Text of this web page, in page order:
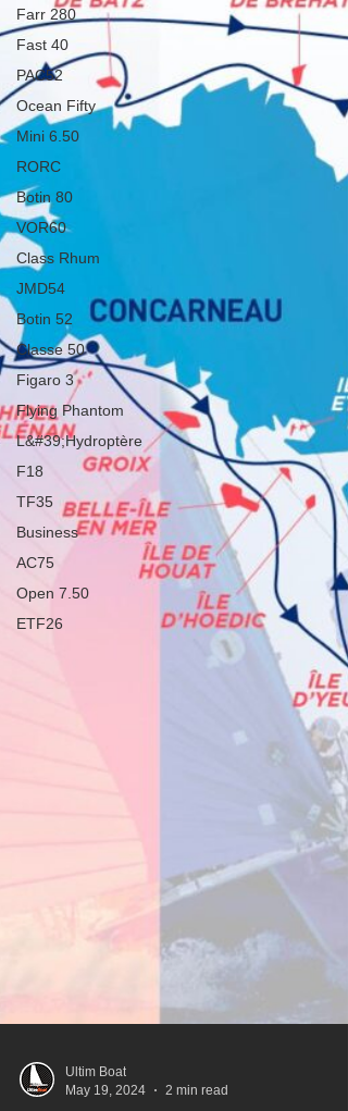
Farr 280
Fast 40
PAC52
Ocean Fifty
Mini 6.50
RORC
Botin 80
VOR60
Class Rhum
JMD54
Botin 52
Classe 50
Figaro 3
Flying Phantom
L&#39;Hydroptère
F18
TF35
Business
AC75
Open 7.50
ETF26